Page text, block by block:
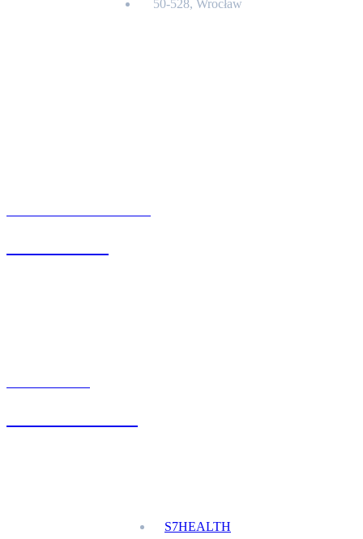
50-528, Wrocław
S7HEALTH